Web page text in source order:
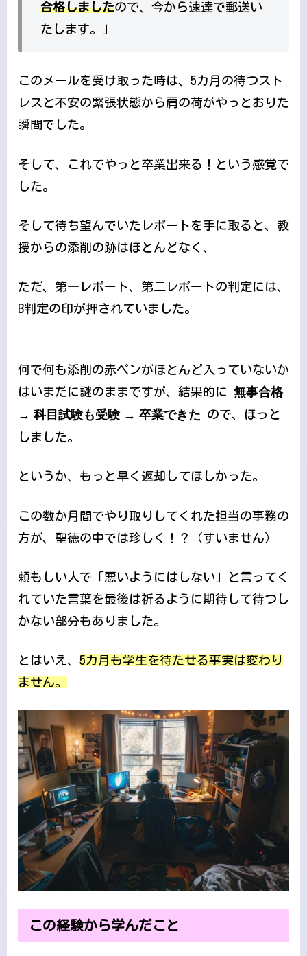
合格しましたので、今から速達で郵送い
たします。」
このメールを受け取った時は、5カ月の待つスト
レスと不安の緊張状態から肩の荷がやっとおりた
瞬間でした。
そして、これでやっと卒業出来る！という感覚で
した。
そして待ち望んでいたレポートを手に取ると、教
授からの添削の跡はほとんどなく、
ただ、第一レポート、第二レポートの判定には、
B判定の印が押されていました。
何で何も添削の赤ペンがほとんど入っていないか
はいまだに謎のままですが、結果的に 無事合格
→ 科目試験も受験 → 卒業できた ので、ほっと
しました。
というか、もっと早く返却してほしかった。
この数か月間でやり取りしてくれた担当の事務の
方が、聖徳の中では珍しく！？（すいません）
頼もしい人で「悪いようにはしない」と言ってく
れていた言葉を最後は祈るように期待して待つし
かない部分もありました。
とはいえ、 5カ月も学生を待たせる事実は変わり
ません。
この経験から学んだこと